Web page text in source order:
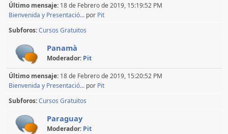
Último mensaje: 18 de Febrero de 2019, 15:19:52 PM
Bienvenida y Presentació... por Pit
Subforos Cursos Gratuitos
Panamà
Moderador: Pit
Último mensaje: 18 de Febrero de 2019, 15:20:52 PM
Bienvenida y Presentació... por Pit
Subforos Cursos Gratuitos
Paraguay
Moderador: Pit